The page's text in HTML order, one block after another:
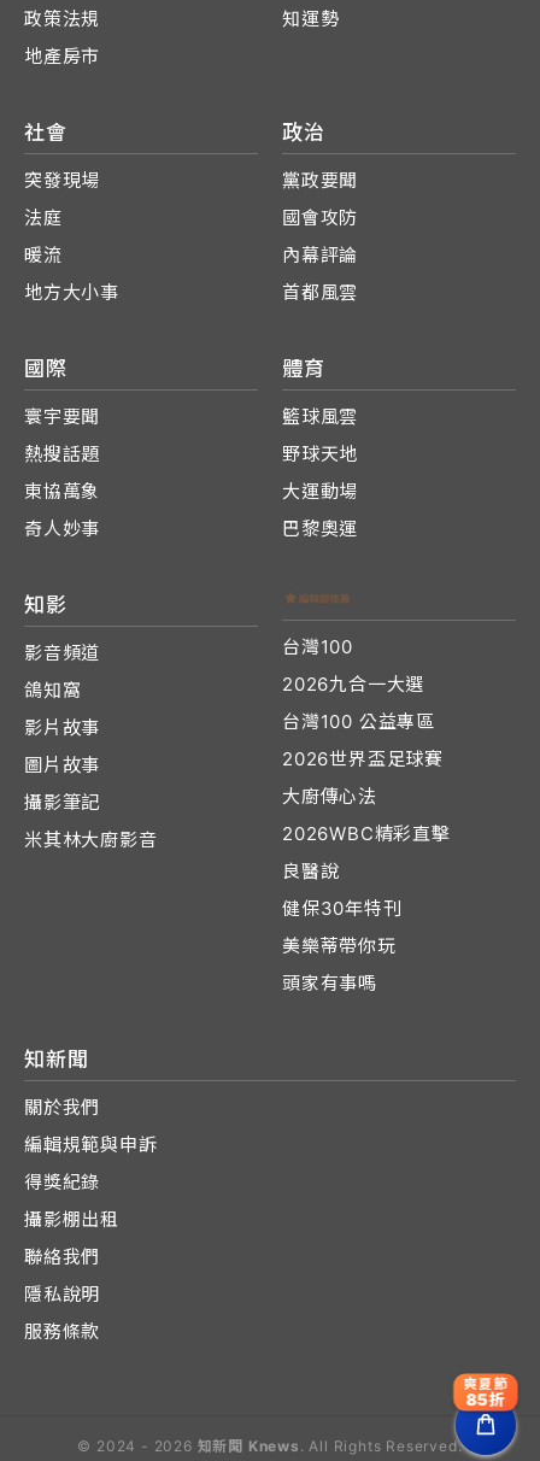
政策法規
地產房市
知運勢
社會
突發現場
法庭
暖流
地方大小事
政治
黨政要聞
國會攻防
內幕評論
首都風雲
國際
寰宇要聞
熱搜話題
東協萬象
奇人妙事
體育
籃球風雲
野球天地
大運動場
巴黎奧運
知影
影音頻道
鴿知窩
影片故事
圖片故事
攝影筆記
米其林大廚影音
台灣100
2026九合一大選
台灣100 公益專區
2026世界盃足球賽
大廚傳心法
2026WBC精彩直擊
良醫說
健保30年特刊
美樂蒂帶你玩
頭家有事嗎
知新聞
關於我們
編輯規範與申訴
得獎紀錄
攝影棚出租
聯絡我們
隱私說明
服務條款
© 2024 - 2026 知新聞 Knews . All Rights Reserved.
爽夏節
85折